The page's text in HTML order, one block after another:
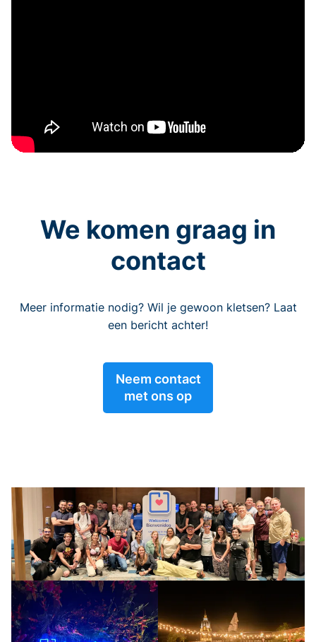
We komen graag in
contact
Meer informatie nodig? Wil je gewoon kletsen? Laat
een bericht achter!
Neem contact
met ons op